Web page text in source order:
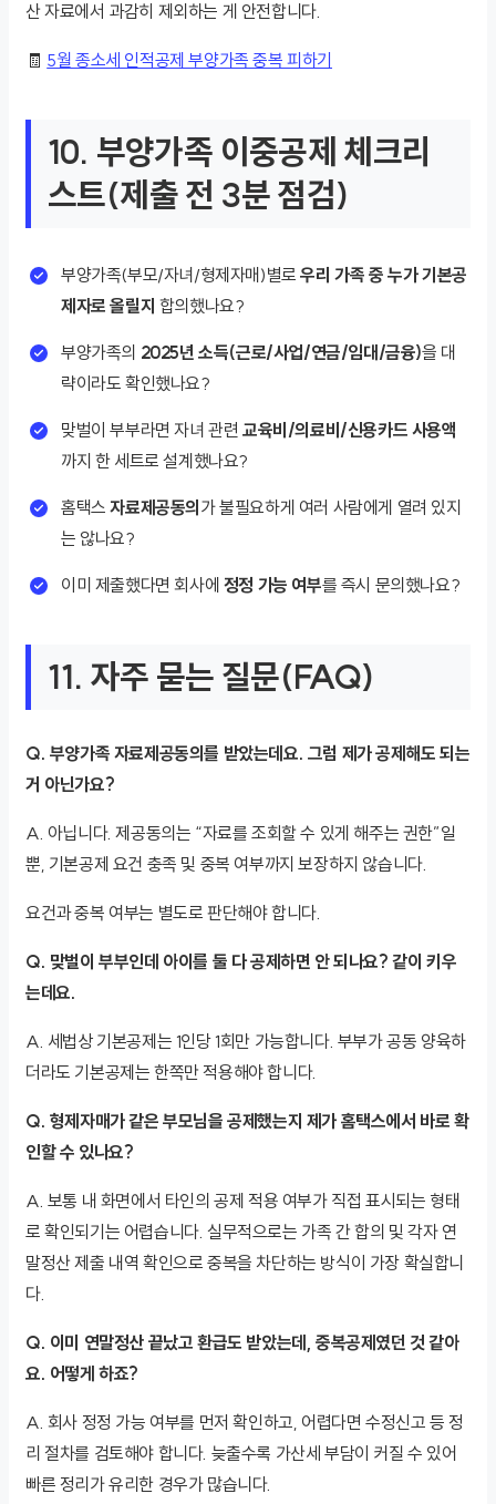
산 자료에서 과감히 제외하는 게 안전합니다.
🧾 5월 종소세 인적공제 부양가족 중복 피하기
10. 부양가족 이중공제 체크리
스트(제출 전 3분 점검)
부양가족(부모/자녀/형제자매)별로우리 가족 중 누가 기본공
제자로 올릴지 합의했나요?
부양가족의 2025년 소득(근로/사업/연금/임대/금융)을 대
략이라도 확인했나요?
맞벌이 부부라면 자녀 관련 교육비/의료비/신용카드 사용액
까지 한 세트로 설계했나요?
홈택스자료제공동의가 불필요하게 여러 사람에게 열려 있지
는 않나요?
이미 제출했다면 회사에 정정 가능 여부를 즉시 문의했나요?
11. 자주 묻는 질문(FAQ)
Q. 부양가족 자료제공동의를 받았는데요. 그럼 제가 공제해도 되는
거 아닌가요?
A. 아닙니다. 제공동의는 “자료를 조회할 수 있게 해주는 권한”일
뿐, 기본공제 요건 충족 및 중복 여부까지 보장하지 않습니다.
요건과 중복 여부는 별도로 판단해야 합니다.
Q. 맞벌이 부부인데 아이를 둘 다 공제하면 안 되나요? 같이 키우
는데요.
A. 세법상 기본공제는 1인당 1회만 가능합니다. 부부가 공동 양육하
더라도 기본공제는 한쪽만 적용해야 합니다.
Q. 형제자매가 같은 부모님을 공제했는지 제가 홈택스에서 바로 확
인할 수 있나요?
A. 보통 내 화면에서 타인의 공제 적용 여부가 직접 표시되는 형태
로 확인되기는 어렵습니다. 실무적으로는 가족 간 합의 및 각자 연
말정산 제출 내역 확인으로 중복을 차단하는 방식이 가장 확실합니
다.
Q. 이미 연말정산 끝났고 환급도 받았는데, 중복공제였던 것 같아
요. 어떻게 하죠?
A. 회사 정정 가능 여부를 먼저 확인하고, 어렵다면 수정신고 등 정
리 절차를 검토해야 합니다. 늦출수록 가산세 부담이 커질 수 있어
빠른 정리가 유리한 경우가 많습니다.